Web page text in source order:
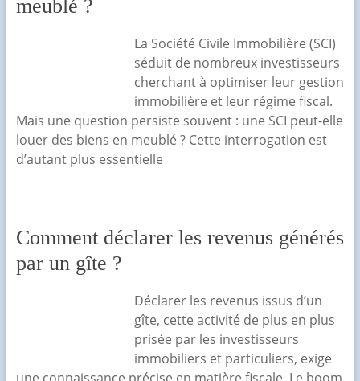
meublé ?
La Société Civile Immobilière (SCI)
séduit de nombreux investisseurs
cherchant à optimiser leur gestion
immobilière et leur régime fiscal.
Mais une question persiste souvent : une SCI peut-elle
louer des biens en meublé ? Cette interrogation est
d’autant plus essentielle
Comment déclarer les revenus générés
par un gîte ?
Déclarer les revenus issus d’un
gîte, cette activité de plus en plus
prisée par les investisseurs
immobiliers et particuliers, exige